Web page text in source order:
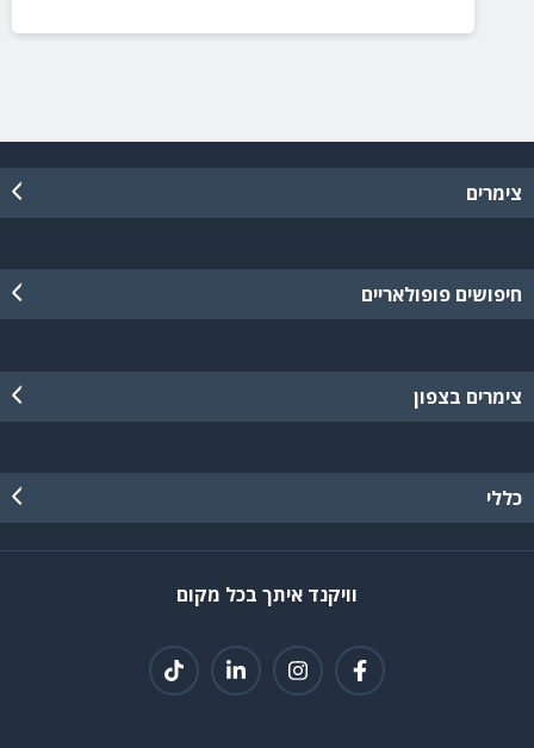
צימרים
חיפושים פופולאריים
צימרים בצפון
כללי
וויקנד איתך בכל מקום